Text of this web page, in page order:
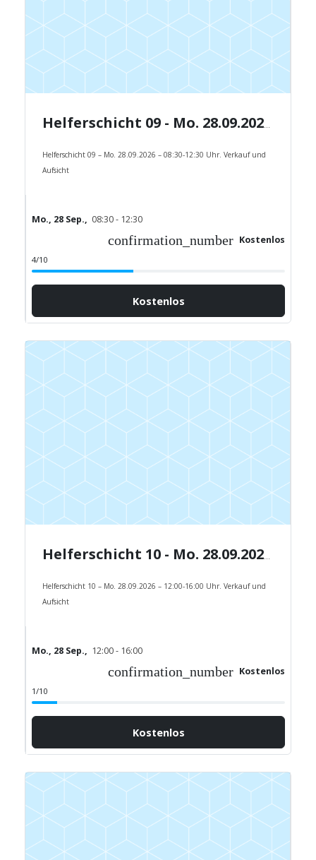
Helferschicht 09 - Mo. 28.09.2026 - 08:30-12:30 Uhr.
Helferschicht 09 – Mo. 28.09.2026 – 08:30-12:30 Uhr. Verkauf und
Aufsicht
Mo., 28 Sep., 08:30 - 12:30
confirmation_number Kostenlos
4/10
Kostenlos
Helferschicht 10 - Mo. 28.09.2026 - 12:00-16:00 Uhr.
Helferschicht 10 – Mo. 28.09.2026 – 12:00-16:00 Uhr. Verkauf und
Aufsicht
Mo., 28 Sep., 12:00 - 16:00
confirmation_number Kostenlos
1/10
Kostenlos